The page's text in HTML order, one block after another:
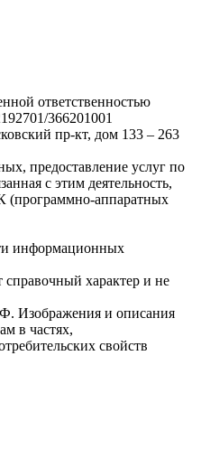
ответственностью
366201001
пр-кт, дом 133 – 263
предоставление услуг по
с этим деятельность,
(программно-аппаратных
информационных
характер и не
Изображения и описания
в частях,
свойств